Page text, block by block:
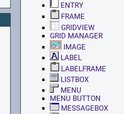
ENTRY
FRAME
GRIDVIEW
GRID MANAGER
IMAGE
LABEL
LABELFRAME
LISTBOX
MENU
MENU BUTTON
MESSAGEBOX